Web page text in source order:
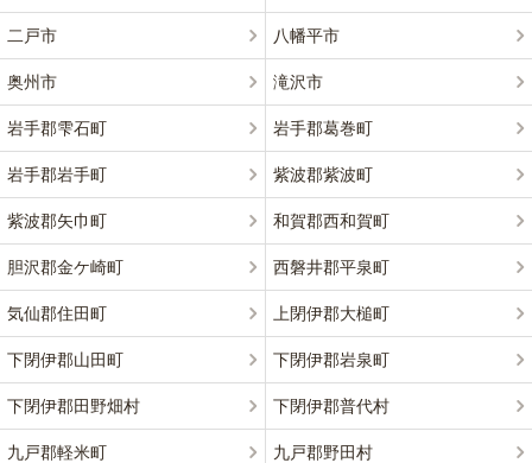
二戸市 八幡平市
奥州市 滝沢市
岩手郡雫石町 岩手郡葛巻町
岩手郡岩手町 紫波郡紫波町
紫波郡矢巾町 和賀郡西和賀町
胆沢郡金ケ崎町 西磐井郡平泉町
気仙郡住田町 上閉伊郡大槌町
下閉伊郡山田町 下閉伊郡岩泉町
下閉伊郡田野畑村 下閉伊郡普代村
九戸郡軽米町 九戸郡野田村